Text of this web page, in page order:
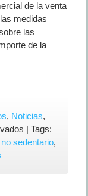
de la venta
medidas
las
de la
, Noticias,
en
El
| Tags:
sedentario,